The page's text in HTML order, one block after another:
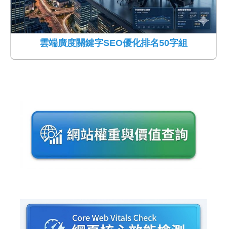
雲端廣度關鍵字SEO優化排名50字組